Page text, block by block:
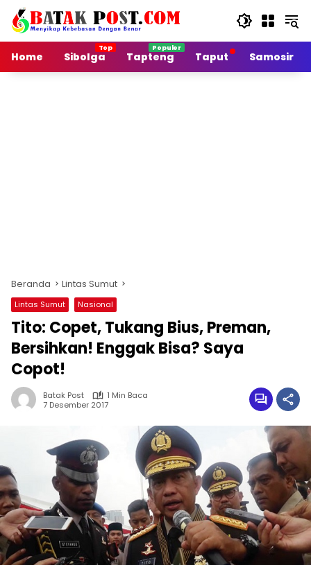
Langsung
konten
Home
Sibolga Tapteng Taput Samosir
Beranda Lintas Sumut
Lintas Sumut Nasional
Tito: Copet, Tukang Bius, Preman,
Bersihkan! Enggak Bisa? Saya
Copot!
Batak Post
1 Min Baca
7 Desember 2017